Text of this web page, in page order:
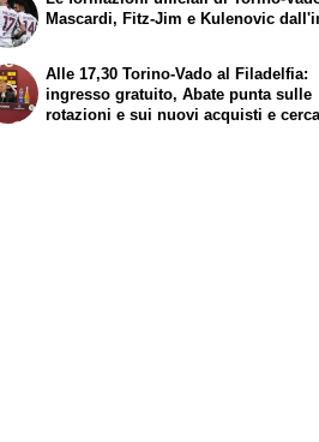
Mascardi, Fitz-Jim e Kulenovic
Alle 17,30 Torino-Vado al Filadelfia:
ingresso gratuito, Abate punta sulle
rotazioni e sui nuovi acquisti e cerca